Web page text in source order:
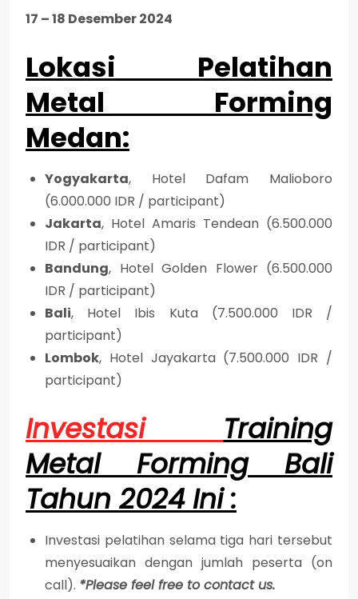
17 – 18 Desember 2024
Lokasi Pelatihan
Metal Forming
Medan:
Yogyakarta, Hotel Dafam Malioboro
(6.000.000 IDR / participant)
Jakarta, Hotel Amaris Tendean (6.500.000
IDR / participant)
Bandung, Hotel Golden Flower (6.500.000
IDR / participant)
Bali, Hotel Ibis Kuta (7.500.000 IDR /
participant)
Lombok, Hotel Jayakarta (7.500.000 IDR /
participant)
Investasi Training
Metal Forming Bali
Tahun 2024 Ini :
Investasi pelatihan selama tiga hari tersebut
menyesuaikan dengan jumlah peserta (on
call). *Please feel free to contact us.